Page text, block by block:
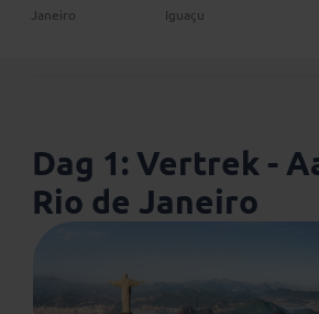
Janeiro
Iguaçu
Dag 1: Vertrek -
Rio de Janeiro